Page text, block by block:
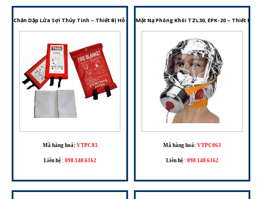
Chăn Dập Lửa Sợi Thủy Tinh – Thiết Bị Hỗ Trợ Dập Cháy Và Thoát Hiểm Ban Đầu
Mã hàng hoá: VTPC03
Liên hệ : 098.148.6162
Mặt Nạ Phòng Khói TZL30, EPK-20 – Thiết Bị
Mã hàng hoá: VTPC063
Liên hệ : 098.148.6162